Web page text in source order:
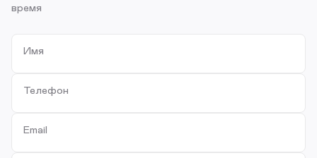
время
Имя
Телефон
Email